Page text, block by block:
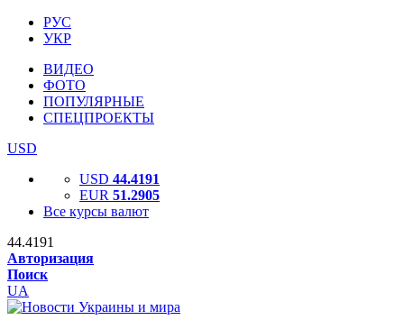
РУС
УКР
ВИДЕО
ФОТО
ПОПУЛЯРНЫЕ
СПЕЦПРОЕКТЫ
USD
USD 44.4191
EUR 51.2905
Все курсы валют
44.4191
Авторизация
Поиск
UA